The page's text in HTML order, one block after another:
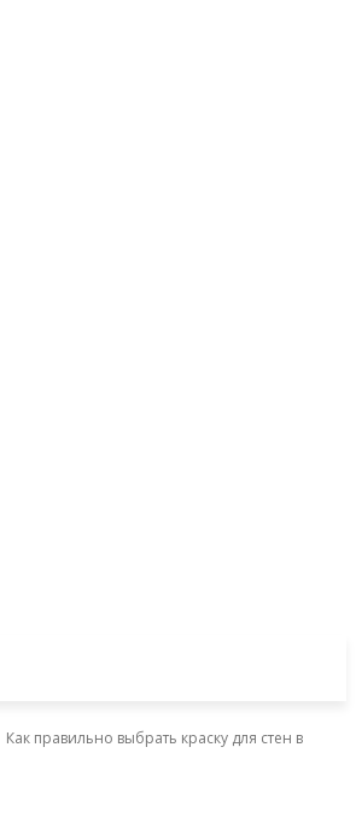
Как правильно выбрать краску для стен в